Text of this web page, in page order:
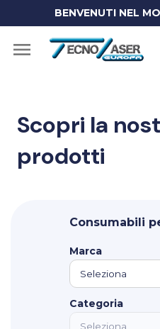
BENVENUTI NEL
shopping_cart
Scopri la
prodotti
Consumabili
Marca
Categoria